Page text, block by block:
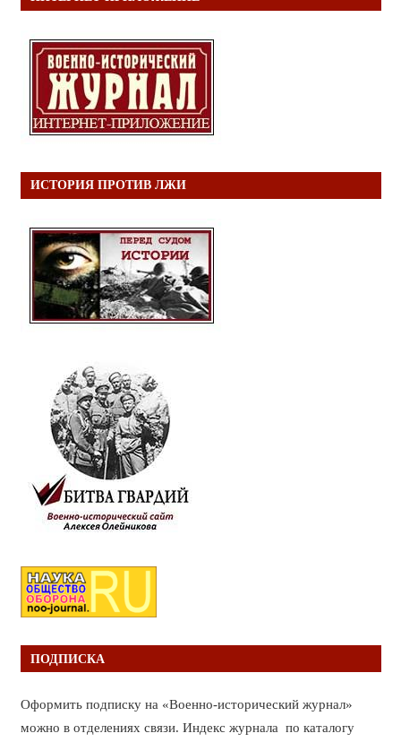
ИСТОРИЯ ПРОТИВ ЛЖИ
ПОДПИСКА
Оформить подписку на «Военно-исторический журнал»
можно в отделениях связи. Индекс журнала по каталогу